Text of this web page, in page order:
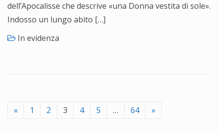
dell’Apocalisse che descrive «una Donna vestita di sole».
Indosso un lungo abito […]
In evidenza
« 1 2 3 4 5 … 64 »